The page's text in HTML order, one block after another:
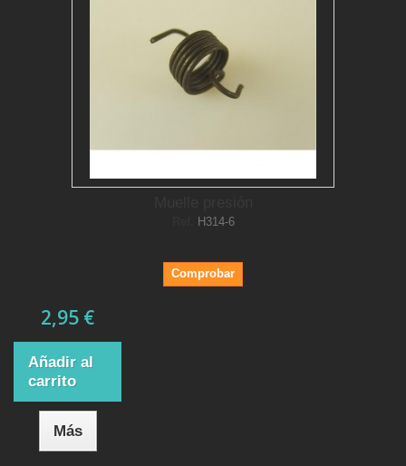
H314-6
Comprobar
2,95 €
Añadir al
carrito
Más